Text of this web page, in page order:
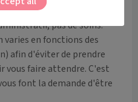
pas de soins.
varies en fonctions des
afin d'éviter de prendre
vous faire attendre. C'est
font la demande d'être